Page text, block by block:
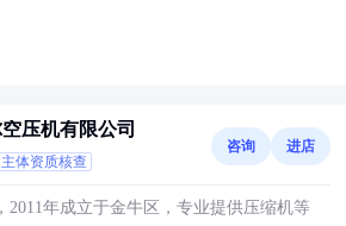
压机有限公司
体资质核查
咨询 进店
2011年成立于金牛区，专业提供压缩机等